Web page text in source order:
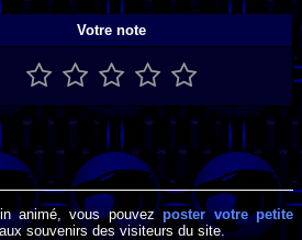
Votre note
animé, vous pouvezposter votre petite
souvenirs des visiteurs du site.